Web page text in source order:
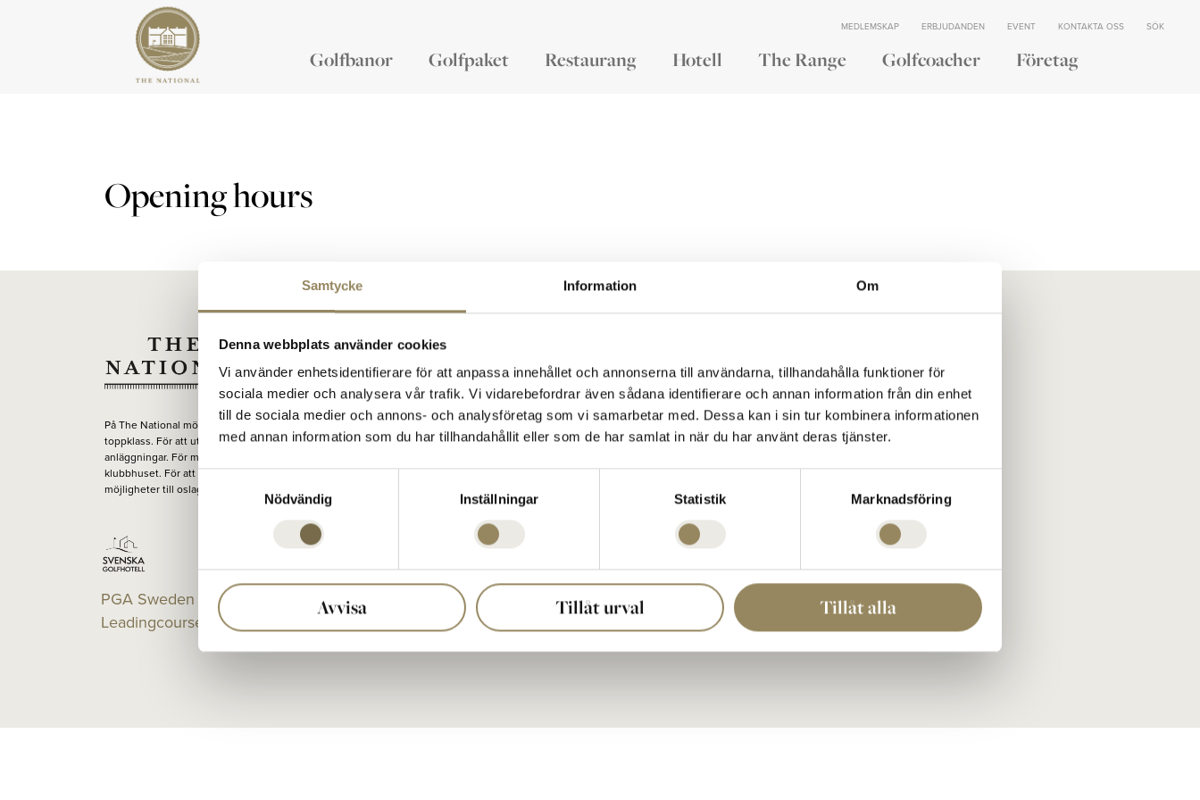
Samtycke Information Om
Denna webbplats använder cookies
Vi använder enhetsidentifierare för att anpassa innehållet och annonserna till användarna, tillhandahålla funktioner för
sociala medier och analysera vår trafik. Vi vidarebefordrar även sådana identifierare och annan information från din enhet
till de sociala medier och annons- och analysföretag som vi samarbetar med. Dessa kan i sin tur kombinera informationen
med annan information som du har tillhandahållit eller som de har samlat in när du har använt deras tjänster.
Nödvändig
Inställningar Statistik Marknadsföring
Avvisa Tillåt urval Tillåt alla
MEDLEMSKAP ERBJUDANDEN EVENT KONTAKTA OSS SÖK
Golfbanor Golfpaket Restaurang Hotell The Range Golfcoacher Företag
Opening hours
På The National möts människor för att spela golf på banor i
toppklass. För att utvecklas på en av Europas bästa tränings-
anläggningar. För middag, ett glas, eller en konferens i
klubbhuset. För att runda av, varva ned eller växla upp. För nya
möjligheter till oslagbara möten. Varje dag.
PGA Sweden National på
Leadingcourses.com
Kontakt
233 61 BARA, Sweden
040 635 51 00
233 02 BARA, Sweden
Jobba hos oss
Integritetspolicy
Cookies
Visselblåsarfunktion
Facebook
LinkedIn
Youtube